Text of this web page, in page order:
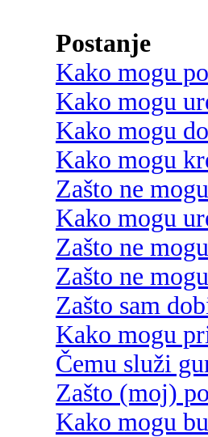
Postanje
Kako mogu
Kako mogu
Kako mogu
Kako mogu
Zašto ne
Kako mogu
Zašto ne
Zašto ne
Zašto sam
Kako mogu
Čemu služi
Zašto (moj)
Kako mogu